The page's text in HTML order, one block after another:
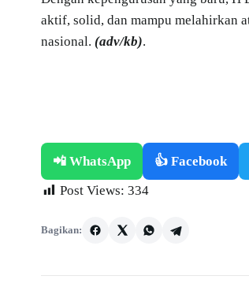
aktif, solid, dan mampu melahirkan
nasional. (adv/kb).
📲 WhatsApp 👍 Facebook
Post Views: 334
Bagikan: